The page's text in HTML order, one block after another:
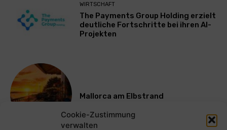
Cookie-Zustimmung
verwalten
WIRTSCHAFT
The Payments Group Holding erzielt
deutliche Fortschritte bei ihren AI-
Projekten
Mallorca am Elbstrand